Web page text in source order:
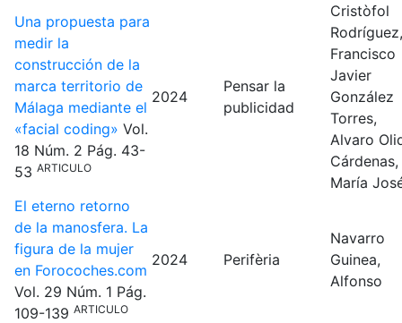
Una propuesta para
medir la
construcción de la
marca territorio de
Málaga mediante el
«facial coding» Vol.
18 Núm. 2 Pág. 43-
53 ARTICULO
2024
Pensar la
publicidad
Cristòfol
Rodríguez,
Francisco
Javier
González
Torres,
Alvaro
Cárdenas,
María
El eterno retorno
de la manosfera. La
figura de la mujer
en Forocoches.com
Vol. 29 Núm. 1 Pág.
109-139 ARTICULO
2024 Perifèria
Navarro
Guinea,
Alfonso